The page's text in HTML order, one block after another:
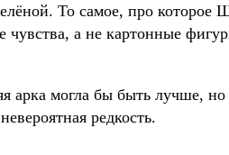
То самое, про которое
чувства, а не картонные
арка могла бы быть лучше,
редкость.